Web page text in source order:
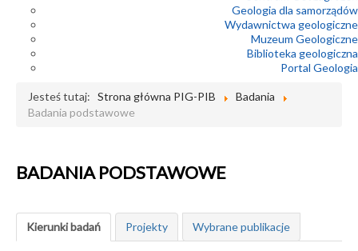
Geologia dla samorządów
Wydawnictwa geologiczne
Muzeum Geologiczne
Biblioteka geologiczna
Portal Geologia
Jesteś tutaj: Strona główna PIG-PIB
Badania
Badania podstawowe
BADANIA PODSTAWOWE
Kierunki badań Projekty Wybrane publikacje